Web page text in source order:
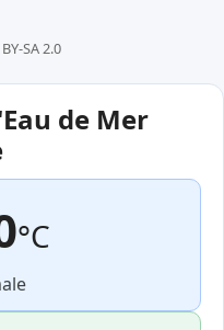
SA 2.0
de Mer
°C